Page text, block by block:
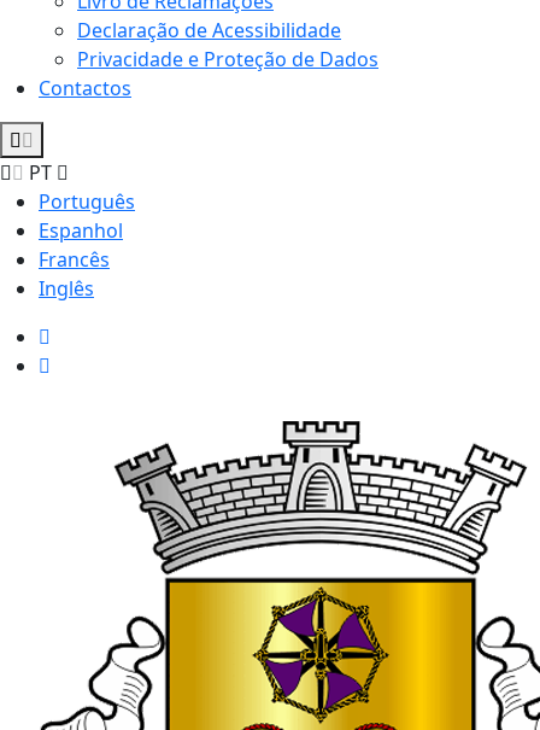
Declaração de Acessibilidade
Privacidade e Proteção de Dados
Contactos
PT
Português
Espanhol
Francês
Inglês